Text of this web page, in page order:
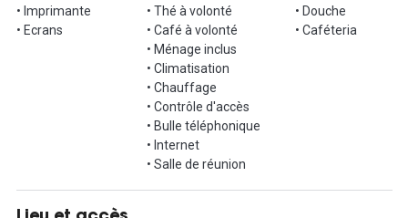
• Imprimante
• Ecrans
• Thé à volonté
• Café à volonté
• Ménage inclus
• Climatisation
• Chauffage
• Contrôle d'accès
• Bulle téléphonique
• Internet
• Salle de réunion
• Douche
• Caféteria